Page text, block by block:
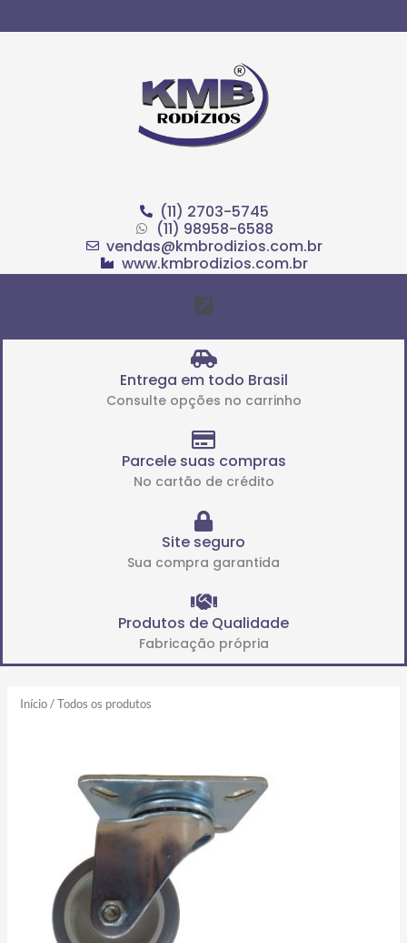
para
(11) 2703-5745
(11) 98958-6588
vendas@kmbrodizios.com.br
www.kmbrodizios.com.br
Menu
Entrega em todo Brasil
Consulte opções no carrinho
Parcele suas compras
No cartão de crédito
Site seguro
Sua compra garantida
Produtos de Qualidade
Fabricação própria
Início/ Todos os produtos